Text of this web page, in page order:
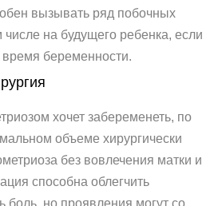
вызывать ряд побочных
на будущего ребенка, если
беременности.
хочет забеременеть, по
объеме хирургически
без вовлечения матки и
способна облегчить
боль, но проявления могут со